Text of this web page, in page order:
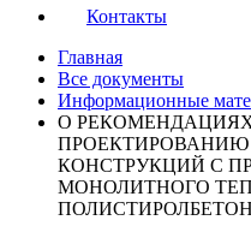
Контакты
Главная
Все документы
Информационные
О
КОНСТРУКЦИЙ С
МОНОЛИТНОГО